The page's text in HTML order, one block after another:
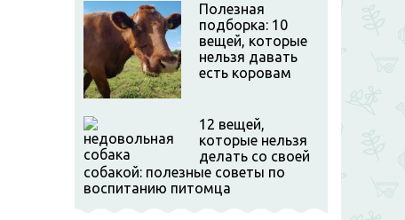
Полезная
подборка: 10
вещей, которые
нельзя давать
есть коровам
12 вещей,
которые нельзя
делать со своей
собакой: полезные советы по
воспитанию питомца